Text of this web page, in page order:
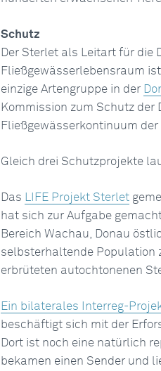
Schutz
Der Sterlet als Leitart für die
Fließgewässerlebensraum
einzige Artengruppe in der
Kommission zum Schutz der
Fließgewässerkontinuum der
Gleich drei Schutzprojekte
Das LIFE Projekt Sterlet
hat sich zur Aufgabe
Bereich Wachau, Donau
selbsterhaltende Population
erbrüteten autochtonenen
Ein bilaterales Interreg-
beschäftigt sich mit der
Dort ist noch eine natürlich
bekamen einen Sender und